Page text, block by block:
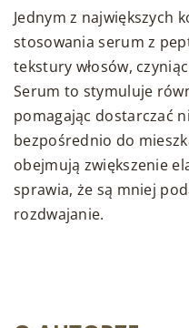
Jednym z największych
stosowania serum z
tekstury włosów,
Serum to stymuluje
pomagając dostarczać
bezpośrednio do
obejmują zwiększenie
sprawia, że są mniej
rozdwajanie.